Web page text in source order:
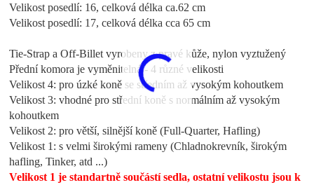
Velikost posedlí: 16, celková délka ca.62 cm
Velikost posedlí: 17, celková délka cca 65 cm
Tie-Strap a Off-Billet vyrobeny z pravé kůže, nylon vyztužený
Přední komora je vyměnitelná -4 různé velikosti
Velikost 4: pro úzké koně se středním až vysokým kohoutkem
Velikost 3: vhodné pro střední koně s normálním až vysokým
kohoutkem
Velikost 2: pro větší, silnější koně (Full-Quarter, Hafling)
Velikost 1: s velmi širokými rameny (Chladnokrevník, širokým
hafling, Tinker, atd ...)
Velikost 1 je standartně součástí sedla, ostatní velikostu jsou k